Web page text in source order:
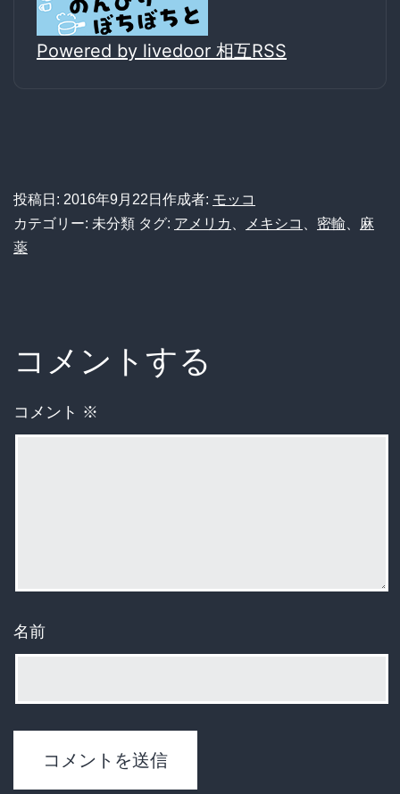
Powered by livedoor 相互RSS
投稿日: 2016年9月22日 作成者: モッコ
カテゴリー: 未分類 タグ: アメリカ メキシコ 密輸
麻
薬
コメントする
コメント ※
名前